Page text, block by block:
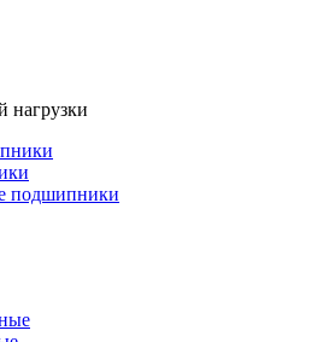
нагрузки
подшипники